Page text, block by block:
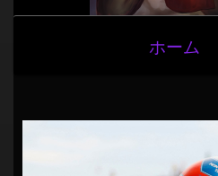
ホーム